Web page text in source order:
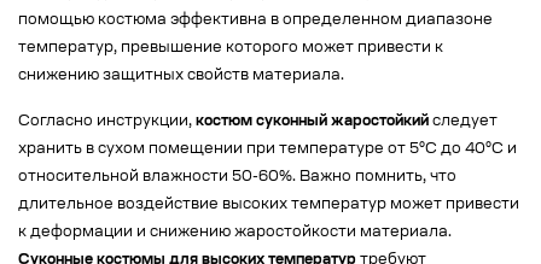
помощью костюма эффективна в определенном диапазоне
температур, превышение которого может привести к
снижению защитных свойств материала.
Согласно инструкции, костюм суконный жаростойкий следует
хранить в сухом помещении при температуре от 5°C до 40°C и
относительной влажности 50-60%. Важно помнить, что
длительное воздействие высоких температур может привести
к деформации и снижению жаростойкости материала.
Суконные костюмы для высоких температур требуют